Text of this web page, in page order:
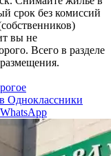
срок без комиссий
вы не
Всего в разделе
.